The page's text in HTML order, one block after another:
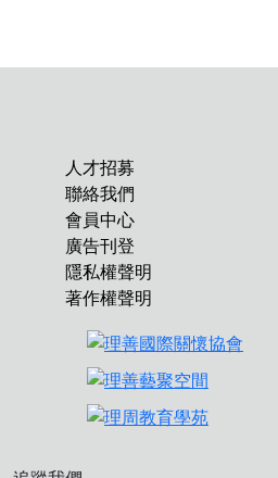
人才招募
聯絡我們
會員中心
廣告刊登
隱私權聲明
著作權聲明